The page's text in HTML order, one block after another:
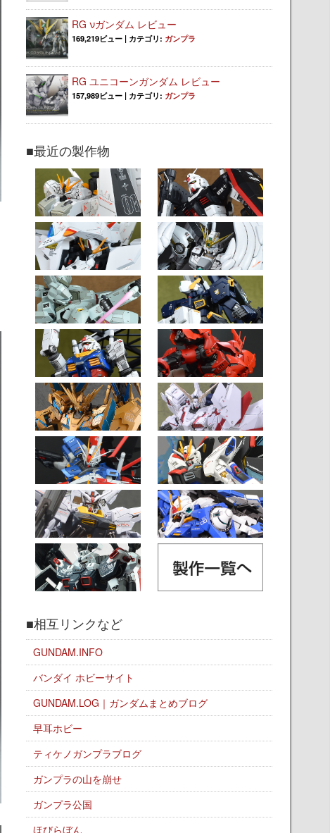
RG νガンダム レビュー
169,219ビュー | カテゴリ: ガンプラ
RG ユニコーンガンダム レビュー
157,989ビュー | カテゴリ: ガンプラ
■最近の製作物
■相互リンクなど
GUNDAM.INFO
バンダイ ホビーサイト
GUNDAM.LOG｜ガンダムまとめブログ
早耳ホビー
ティケノガンプラブログ
ガンプラの山を崩せ
ガンプラ公国
ほびらぼん